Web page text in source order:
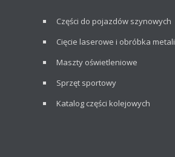
Części do pojazdów szynowych
Cięcie laserowe i obróbka metali
Maszty oświetleniowe
Sprzęt sportowy
Katalog części kolejowych